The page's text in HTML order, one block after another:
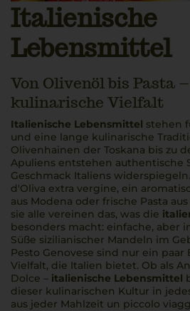
Italienische
Lebensmittel
Von Olivenöl bis Pasta
kulinarische Vielfalt
Italienische Lebensmittel stehen
und eine lange kulinarische
Olivenhainen der Toskana bis zu
Apuliens entstehen authentische
Geschmack Italiens
d'Oliva extra vergine, ein
aus Modena oder frische Pasta
sie alle vereinen das, was die
besonders macht: einfache, aber
Süße sizilianischer Mandeln im
Pesto Genovese sind nur ein paar
Vielfalt, die Italien bietet. Ob als
Dolce – italienische Lebensmittel
dieser kulinarischen Kultur in
aus jeder Mahlzeit un piccolo